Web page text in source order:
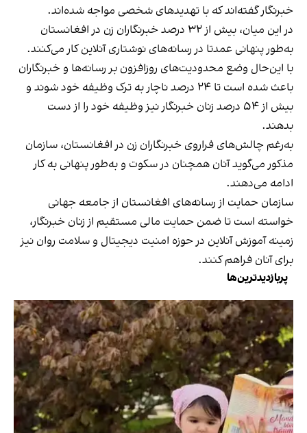
خبرنگار گفته‌اند که با تهدیدهای شخصی مواجه شده‌اند.
در این میان، بیش از ۳۲ درصد خبرنگاران زن در افغانستان
به‌طور پنهانی عمدتا در رسانه‌های نوشتاری آنلاین کار می‌کنند.
با این‌حال وضع محدودیت‌های روزافزون بر رسانه‌ها و خبرنگاران
باعث شده است تا ۲۴ درصد ناچار به ترک وظیفه خود شوند و
بیش از ۵۴ درصد زنان خبرنگار نیز وظیفه خود را از دست
بدهند.
به‌رغم چالش‌های فراروی خبرنگاران زن در افغانستان، سازمان
مذکور می‌گوید آنان همچنان در سکوت و به‌طور پنهانی به کار
ادامه می‌دهند.
سازمان حمایت از رسانه‌های افغانستان از جامعه جهانی
خواسته است تا ضمن حمایت مالی مستقیم از زنان خبرنگار،
زمینه آموزش آنلاین در حوزه امنیت دیجیتال و سلامت روان نیز
برای آنان فراهم کنند.
پربازدیدترین‌ها